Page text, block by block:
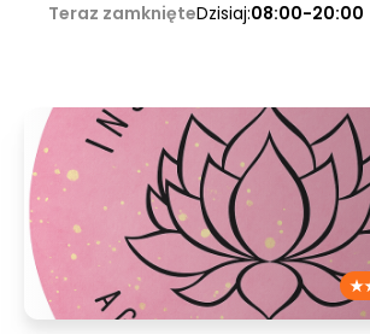
Teraz zamknięteDzisiaj:08:00-20:00